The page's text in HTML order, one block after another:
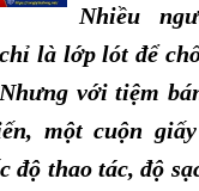
Nhiều
là lớp lót để
với tiệm
một cuộn
độ thao tác, độ